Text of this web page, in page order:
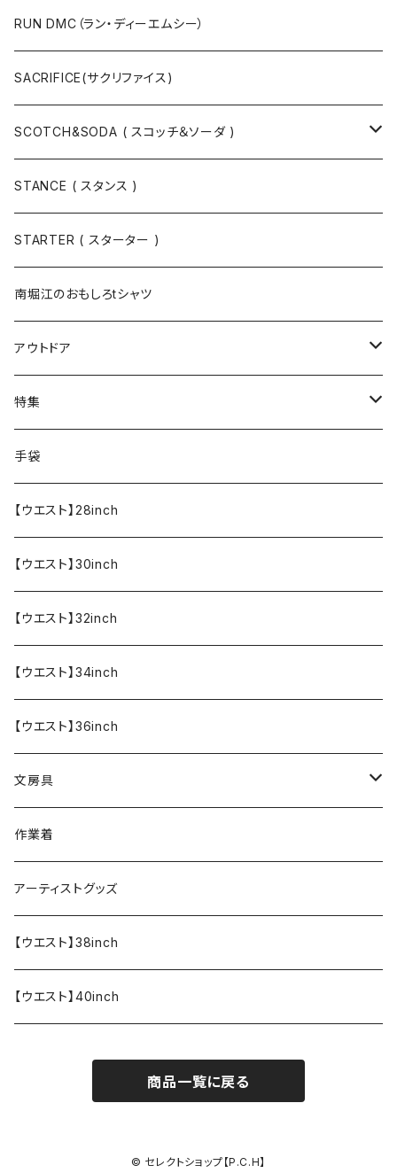
ニットキャップ / ビーニー
ベルト / サスペンダー
キャップ
シューズ
ニット
スウェット
Tシャツ / カットソー
半袖
長袖
手袋
ソックス
Tシャツ・カットソー
RUN DMC（ラン・ディーエムシー）
SACRIFICE(サクリファイス)
SCOTCH&SODA ( スコッチ＆ソーダ )
トップス
ボトムス
アウター
STANCE ( スタンス )
STARTER ( スターター )
南堀江のおもしろtシャツ
アウトドア
寝具・寝袋・ブランケット
食器・調理器具
エプロン
特集
メール便送料無料★オリジナルT
半袖Tシャツ
OUTLET!!!!!
手袋
【ウエスト】28inch
【ウエスト】30inch
【ウエスト】32inch
【ウエスト】34inch
【ウエスト】36inch
文房具
ペンケース
作業着
アーティストグッズ
【ウエスト】38inch
【ウエスト】40inch
商品一覧に戻る
© セレクトショップ【P.C.H】